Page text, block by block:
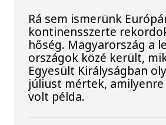
Rá sem ismerünk
kontinensszerte
hőség. Magyarország a
országok közé került,
Egyesült Királyságban
júliust mértek, amilyenre
volt példa.